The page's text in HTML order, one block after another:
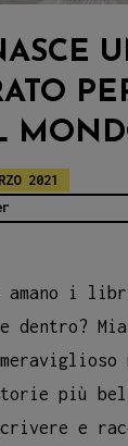
2021
amano i
dentro?
più
e